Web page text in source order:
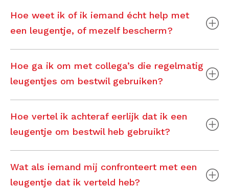
Hoe weet ik of ik iemand écht help met
een leugentje, of mezelf bescherm?
Hoe ga ik om met collega’s die regelmatig
leugentjes om bestwil gebruiken?
Hoe vertel ik achteraf eerlijk dat ik een
leugentje om bestwil heb gebruikt?
Wat als iemand mij confronteert met een
leugentje dat ik verteld heb?